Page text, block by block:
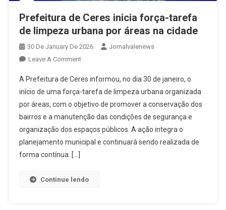
Prefeitura de Ceres inicia força-tarefa
de limpeza urbana por áreas na cidade
30 De January De 2026
Jornalvalenews
Leave A CommentOn
De
Ceres
Inicia
Força-
Tarefa
De
A Prefeitura de Ceres informou, no dia 30 de janeiro, o
início de uma força-tarefa de limpeza urbana organizada
por áreas, com o objetivo de promover a conservação dos
bairros e a manutenção das condições de segurança e
organização dos espaços públicos. A ação integra o
planejamento municipal e continuará sendo realizada de
forma contínua. […]
Continue lendo